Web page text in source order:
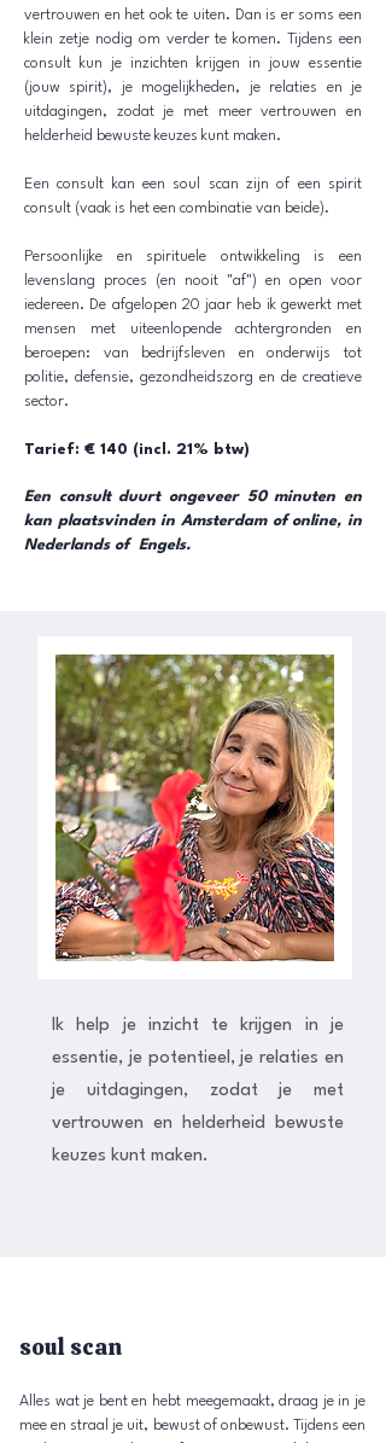
vertrouwen en het ook te uiten. Dan is er soms een
klein zetje nodig om verder te komen. Tijdens een
consult kun je inzichten krijgen in jouw essentie
(jouw spirit), je mogelijkheden, je relaties en je
uitdagingen, zodat je met meer vertrouwen en
helderheid bewuste keuzes kunt maken.
Een consult kan een soul scan zijn of een spirit
consult (vaak is het een combinatie van beide).
Persoonlijke en spirituele ontwikkeling is een
levenslang proces (en nooit "af") en open voor
iedereen. De afgelopen 20 jaar heb ik gewerkt met
mensen met uiteenlopende achtergronden en
beroepen: van bedrijfsleven en onderwijs tot
politie, defensie, gezondheidszorg en de creatieve
sector.
Tarief: € 140 (incl. 21% btw)
Een consult duurt ongeveer 50 minuten en
kan plaatsvinden in Amsterdam of online, in
Nederlands of Engels.
Ik help je inzicht te krijgen in je
essentie, je potentieel, je relaties en
je uitdagingen, zodat je met
vertrouwen en helderheid bewuste
keuzes kunt maken.
soul scan
Alles wat je bent en hebt meegemaakt, draag je in je
mee en straal je uit, bewust of onbewust. Tijdens een